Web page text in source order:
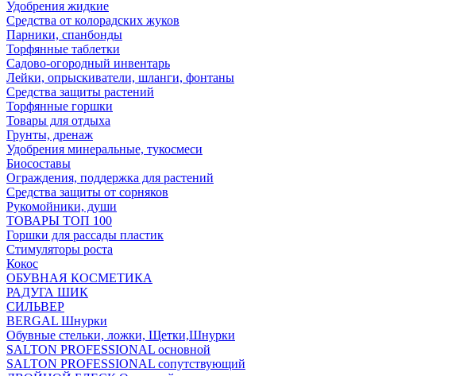
Удобрения жидкие
Средства от колорадских жуков
Парники, спанбонды
Торфянные таблетки
Садово-огородный инвентарь
Лейки, опрыскиватели, шланги, фонтаны
Средства защиты растений
Торфянные горшки
Товары для отдыха
Грунты, дренаж
Удобрения минеральные, тукосмеси
Биосоставы
Ограждения, поддержка для растений
Средства защиты от сорняков
Рукомойники, души
ТОВАРЫ ТОП 100
Горшки для рассады пластик
Стимуляторы роста
Кокос
ОБУВНАЯ КОСМЕТИКА
РАДУГА ШИК
СИЛЬВЕР
BERGAL Шнурки
Обувные стельки, ложки, Щетки,Шнурки
SALTON PROFESSIONAL основной
SALTON PROFESSIONAL сопутствующий